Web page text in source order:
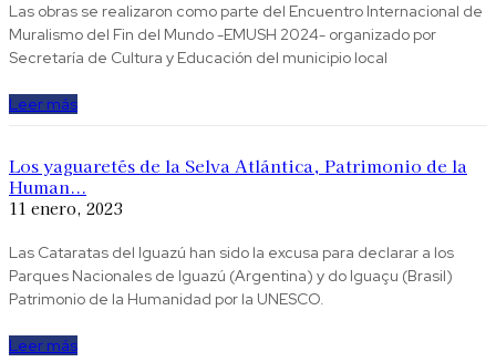
Las obras se realizaron como parte del Encuentro Internacional de
Muralismo del Fin del Mundo -EMUSH 2024- organizado por
Secretaría de Cultura y Educación del municipio local
Leer más
Los yaguaretés de la Selva Atlántica, Patrimonio de la
Human...
11 enero, 2023
Las Cataratas del Iguazú han sido la excusa para declarar a los
Parques Nacionales de Iguazú (Argentina) y do Iguaçu (Brasil)
Patrimonio de la Humanidad por la UNESCO.
Leer más